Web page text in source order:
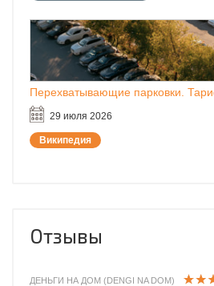
Перехватывающие парковки.
29 июля 2026
Википедия
Отзывы
ДЕНЬГИ НА ДОМ (DENGI NA DOM)